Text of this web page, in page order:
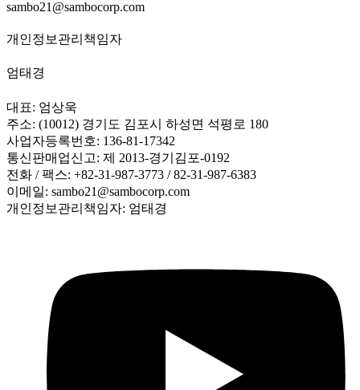
sambo21@sambocorp.com
개인정보관리책임자
엄태경
대표: 엄상욱
주소: (10012) 경기도 김포시 하성면 석평로 180
사업자등록번호: 136-81-17342
통신판매업신고: 제 2013-경기김포-0192
전화 / 팩스: +82-31-987-3773 / 82-31-987-6383
이메일: sambo21@sambocorp.com
개인정보관리책임자: 엄태경